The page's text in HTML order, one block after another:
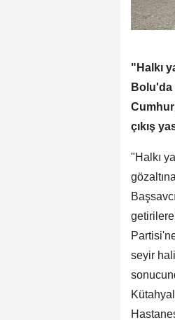
"Halkı
Bolu'da
çıkış
"Halkı
seyir